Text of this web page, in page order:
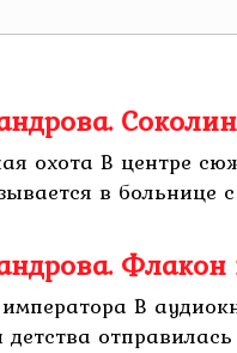
охота В центре
в больнице
Флакон
В